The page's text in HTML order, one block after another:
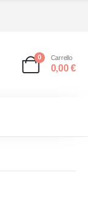
0 Carrello
0,00€